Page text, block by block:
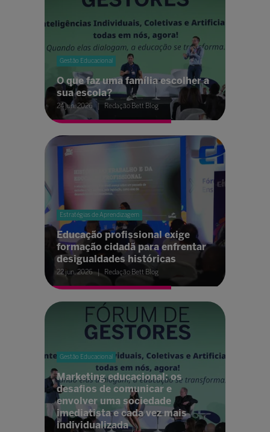
Gestão Educacional
O que faz uma família escolher a
sua escola?
24 jun. 2026 Redação Bett Blog
Estratégias de Aprendizagem
Educação profissional exige
formação cidadã para enfrentar
desigualdades históricas
22 jun. 2026 Redação Bett Blog
Gestão Educacional
Marketing educacional: os
desafios de comunicar e
envolver uma sociedade
imediatista e cada vez mais
individualizada